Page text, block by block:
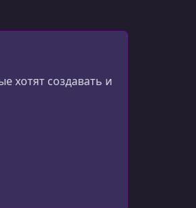
хотят создавать и